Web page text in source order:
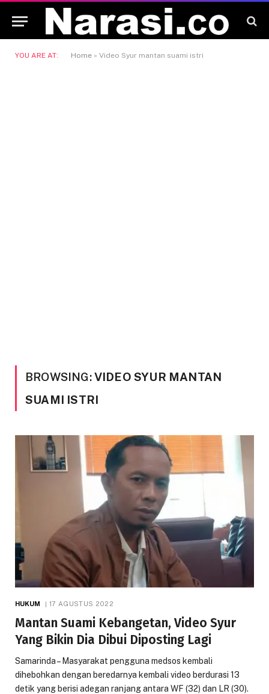
YOU ARE AT: Home » Video Syur mantan suami istri
BROWSING:VIDEO SYUR MANTAN
SUAMI ISTRI
HUKUM 17 AGUSTUS 2022
Mantan Suami Kebangetan, Video Syur
Yang Bikin Dia Dibui Diposting Lagi
Samarinda – Masyarakat pengguna medsos kembali
dihebohkan dengan beredarnya kembali video berdurasi 13
detik yang berisi adegan ranjang antara WF (32) dan LR (30).